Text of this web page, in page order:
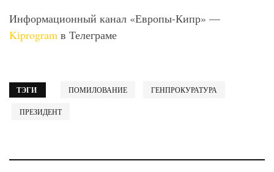
Информационный канал «Европы-Кипр» —
Kiprogram в Телеграме
ТЭГИ ПОМИЛОВАНИЕ ГЕНПРОКУРАТУРА
ПРЕЗИДЕНТ